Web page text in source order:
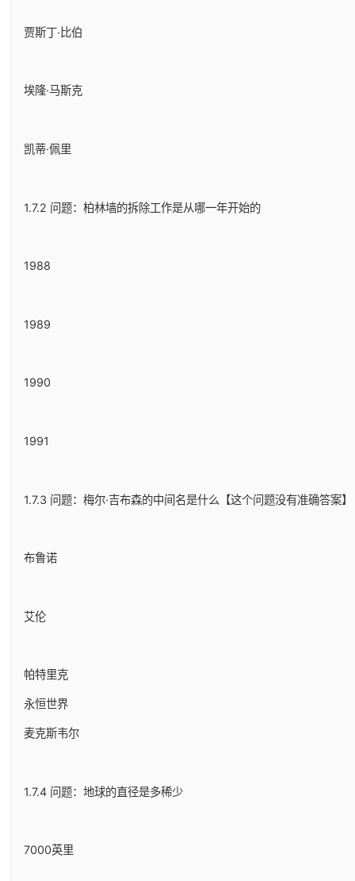
贾斯丁·比伯
埃隆·马斯克
凯蒂·佩里
1.7.2 问题：柏林墙的拆除工作是从哪一年开始的
1988
1989
1990
1991
1.7.3 问题：梅尔·吉布森的中间名是什么【这个问题没有准确答案】
布鲁诺
艾伦
帕特里克
永恒世界
麦克斯韦尔
1.7.4 问题：地球的直径是多稀少
7000英里